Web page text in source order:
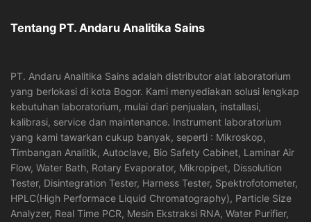
Tentang PT. Andaru Analitika Sains
PT. Andaru Analitika Sains adalah distributor alat laboratorium
yang berlokasi di kota Bogor. Kami menyediakan solusi lengkap
kebutuhan laboratorium, mulai dari penjualan, installasi,
kalibrasi, service dan maintenance. Instrument laboratorium
yang kami tawarkan cukup banyak, seperti : Mikroskop,
Timbangan Analitik, Autoclave, Bio Safety Cabinet, Laminar Air
Flow, Water Bath, Rotary Evaporator, Mikropipet, Dissolution
Tester, Disintegration Tester, Harness Tester, Spektrofotometer,
HPLC(High Performace Liquid Chromatography), Particle Size
Analyzer, Real Time PCR, Mesin Ekstraksi RNA, Water Purifier,